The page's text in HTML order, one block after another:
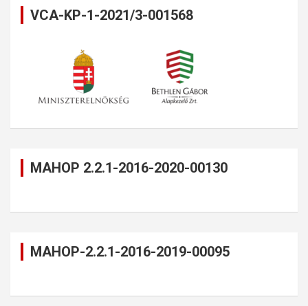
VCA-KP-1-2021/3-001568
MAHOP 2.2.1-2016-2020-00130
MAHOP-2.2.1-2016-2019-00095